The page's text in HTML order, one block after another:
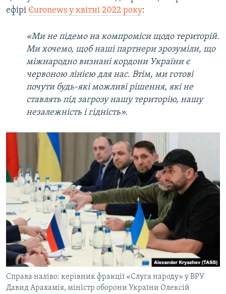
ефірі Єuronews у квітні 2022 року:
«Ми не підемо на компроміси щодо територій.
Ми хочемо, щоб наші партнери зрозуміли, що
міжнародно визнані кордони України є
червоною лінією для нас. Втім, ми готові
почути будь-які можливі рішення, які не
ставлять під загрозу нашу територію, нашу
незалежність і гідність».
Справа наліво: керівник фракції «Слуга народу» у ВРУ
Давид Арахамія, міністр оборони України Олексій